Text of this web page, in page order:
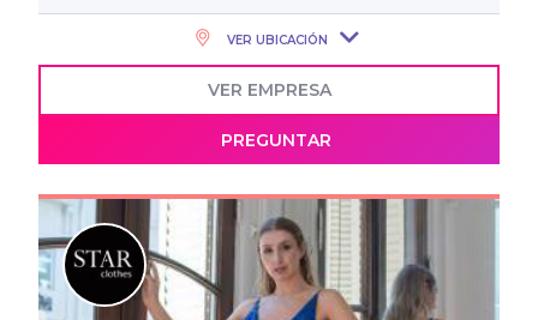
VER UBICACIÓN
VER EMPRESA
PREGUNTAR